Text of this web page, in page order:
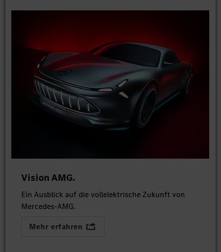
Vision AMG.
Ein Ausblick auf die vollelektrische Zukunft von
Mercedes-AMG.
Mehr erfahren